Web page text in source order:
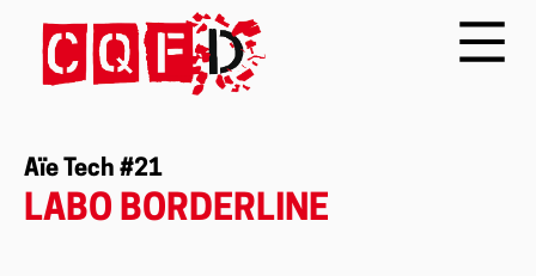
Aïe Tech #21
LABO BORDERLINE